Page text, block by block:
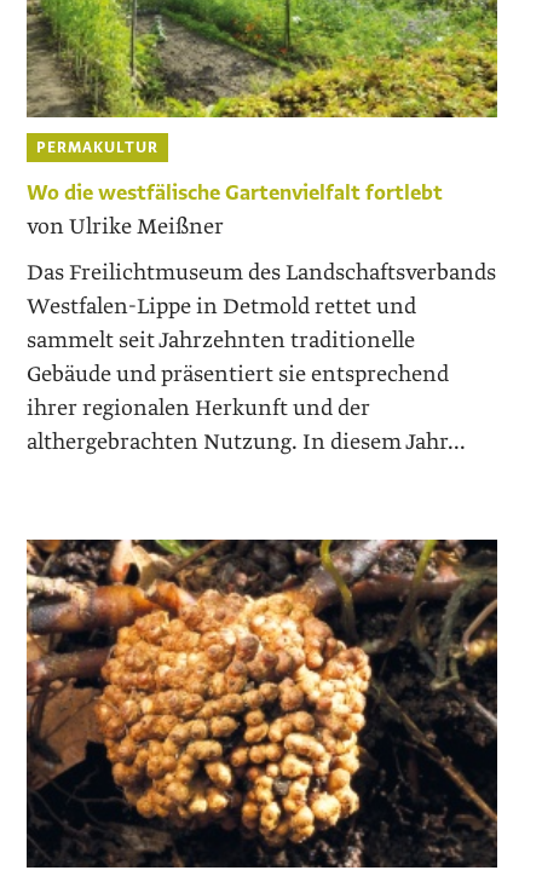
PERMAKULTUR
Wo die westfälische Gartenvielfalt fortlebt
von Ulrike Meißner
Das Freilichtmuseum des Landschaftsverbands
Westfalen-Lippe in Detmold rettet und
sammelt seit Jahrzehnten traditionelle
Gebäude und präsentiert sie entsprechend
ihrer regionalen Herkunft und der
althergebrachten Nutzung. In diesem Jahr...